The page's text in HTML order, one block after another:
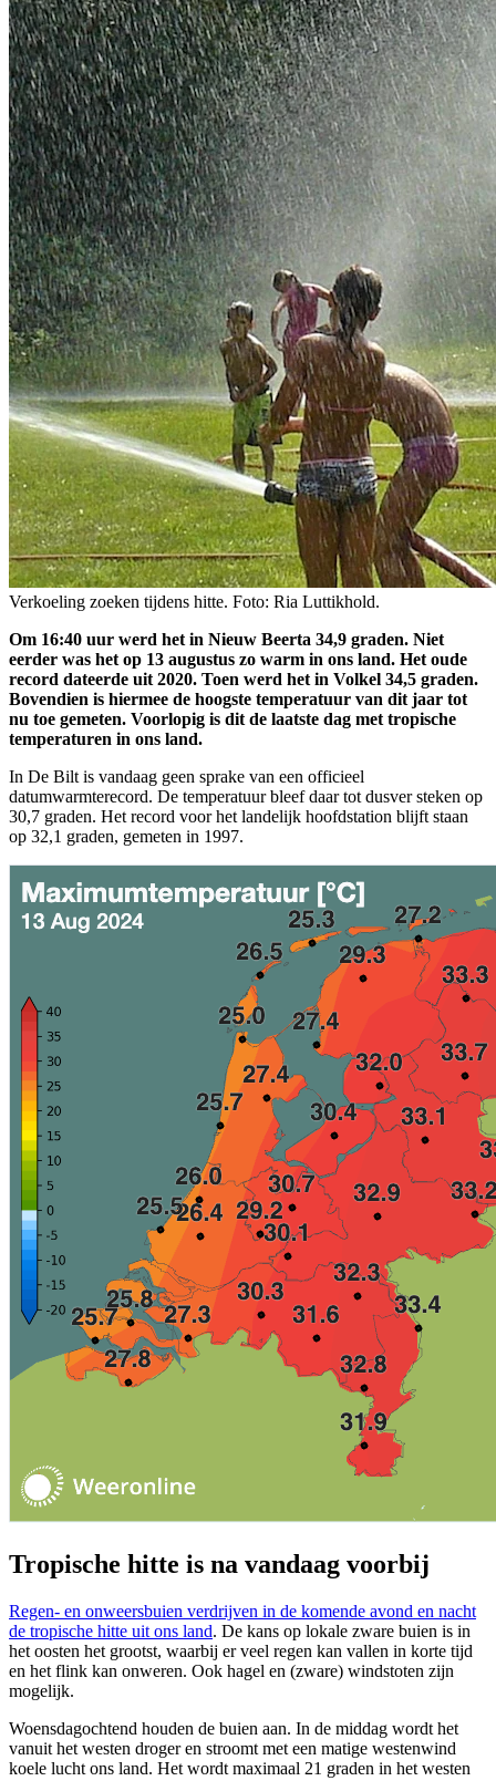
Verkoeling zoeken tijdens hitte. Foto: Ria Luttikhold.
Om 16:40 uur werd het in Nieuw Beerta 34,9 graden. Niet
eerder was het op 13 augustus zo warm in ons land. Het oude
record dateerde uit 2020. Toen werd het in Volkel 34,5 graden.
Bovendien is hiermee de hoogste temperatuur van dit jaar tot
nu toe gemeten. Voorlopig is dit de laatste dag met tropische
temperaturen in ons land.
In De Bilt is vandaag geen sprake van een officieel
datumwarmterecord. De temperatuur bleef daar tot dusver steken op
30,7 graden. Het record voor het landelijk hoofdstation blijft staan
op 32,1 graden, gemeten in 1997.
Tropische hitte is na vandaag voorbij
Regen- en onweersbuien verdrijven in de komende avond en nacht
de tropische hitte uit ons land. De kans op lokale zware buien is in
het oosten het grootst, waarbij er veel regen kan vallen in korte tijd
en het flink kan onweren. Ook hagel en (zware) windstoten zijn
mogelijk.
Woensdagochtend houden de buien aan. In de middag wordt het
vanuit het westen droger en stroomt met een matige westenwind
koele lucht ons land. Het wordt maximaal 21 graden in het westen